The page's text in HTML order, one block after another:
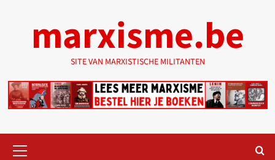
marxisme.be
SITE VAN MARXISTISCHE MILITANTEN
menu